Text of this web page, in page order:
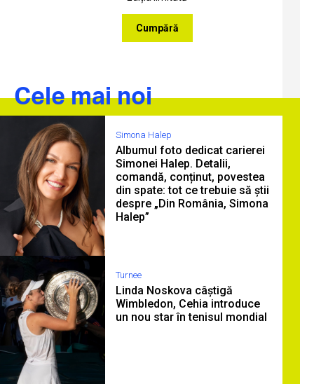
Cumpără
Cele mai noi
Simona Halep
Albumul foto dedicat carierei
Simonei Halep. Detalii,
comandă, conținut, povestea
din spate: tot ce trebuie să știi
despre „Din România, Simona
Halep”
Turnee
Linda Noskova câștigă
Wimbledon, Cehia introduce
un nou star în tenisul mondial